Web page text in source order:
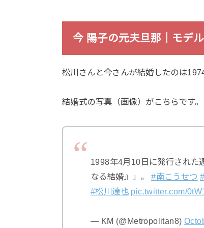
今 陽子の元夫旦那｜モデ
松川さんと今さんが結婚したのは
結婚式の写真（画像）がこちらです。
1998年4月10日に発行された
なる結婚』」。#南こうせつ
#松川達也 pic.twitter.com/
— KM (@Metropolitan8)